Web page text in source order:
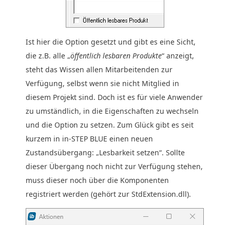
Ist hier die Option gesetzt und gibt es eine Sicht,
die z.B. alle „öffentlich lesbaren Produkte“ anzeigt,
steht das Wissen allen Mitarbeitenden zur
Verfügung, selbst wenn sie nicht Mitglied in
diesem Projekt sind. Doch ist es für viele Anwender
zu umständlich, in die Eigenschaften zu wechseln
und die Option zu setzen. Zum Glück gibt es seit
kurzem in in-STEP BLUE einen neuen
Zustandsübergang: „Lesbarkeit setzen“. Sollte
dieser Übergang noch nicht zur Verfügung stehen,
muss dieser noch über die Komponenten
registriert werden (gehört zur StdExtension.dll).